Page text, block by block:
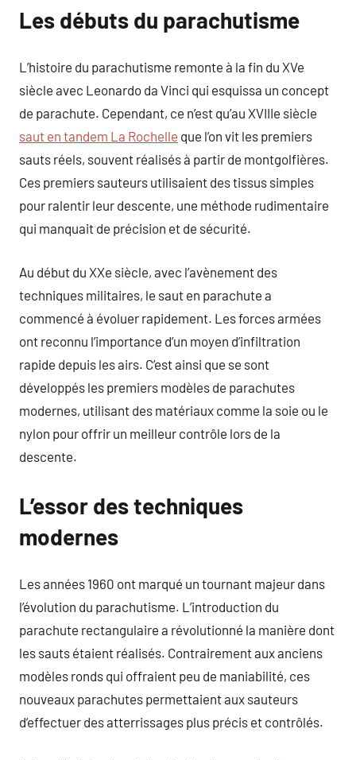
Les débuts du parachutisme
L’histoire du parachutisme remonte à la fin du XVe
siècle avec Leonardo da Vinci qui esquissa un concept
de parachute. Cependant, ce n’est qu’au XVIIIe siècle
saut en tandem La Rochelle que l’on vit les premiers
sauts réels, souvent réalisés à partir de montgolfières.
Ces premiers sauteurs utilisaient des tissus simples
pour ralentir leur descente, une méthode rudimentaire
qui manquait de précision et de sécurité.
Au début du XXe siècle, avec l’avènement des
techniques militaires, le saut en parachute a
commencé à évoluer rapidement. Les forces armées
ont reconnu l’importance d’un moyen d’infiltration
rapide depuis les airs. C’est ainsi que se sont
développés les premiers modèles de parachutes
modernes, utilisant des matériaux comme la soie ou le
nylon pour offrir un meilleur contrôle lors de la
descente.
L’essor des techniques
modernes
Les années 1960 ont marqué un tournant majeur dans
l’évolution du parachutisme. L’introduction du
parachute rectangulaire a révolutionné la manière dont
les sauts étaient réalisés. Contrairement aux anciens
modèles ronds qui offraient peu de maniabilité, ces
nouveaux parachutes permettaient aux sauteurs
d’effectuer des atterrissages plus précis et contrôlés.